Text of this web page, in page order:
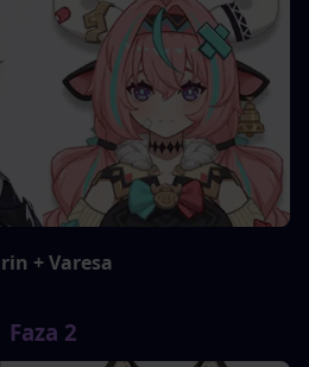
+ Varesa
Faza 2